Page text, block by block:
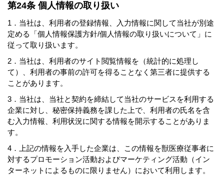
第24条 個人情報の取り扱い
1．当社は、利用者の登録情報、入力情報に関して当社が別途
定める「個人情報保護方針/個人情報の取り扱いについて」に
従って取り扱います。
2．当社は、利用者のサイト閲覧情報を（統計的に処理し
て）、利用者の事前の許可を得ることなく第三者に提供する
ことがあります。
3．当社は、当社と契約を締結して当社のサービスを利用する
企業に対し、秘密保持義務を課した上で、利用者の氏名を含
む入力情報、利用状況に関する情報を開示することがありま
す。
4．上記の情報を入手した企業は、この情報を獣医療従事者に
対するプロモーション活動およびマーケティング活動（イン
ターネットによるものに限りません）において利用します。